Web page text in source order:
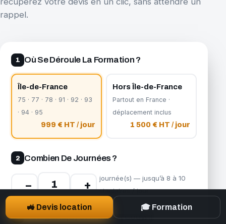
rappel.
1 Où Se Déroule La Formation ?
Île-de-France
75 · 77 · 78 · 91 · 92 · 93
· 94 · 95
999 € HT / jour
Hors Île-de-France
Partout en France ·
déplacement inclus
1 500 € HT / jour
2 Combien De Journées ?
− +
journée(s) — jusqu’à 8 à 10
stagiaires / jour
3 Catégorie(s) CACES® À Couvrir
🚜 Devis location 🎓 Formation